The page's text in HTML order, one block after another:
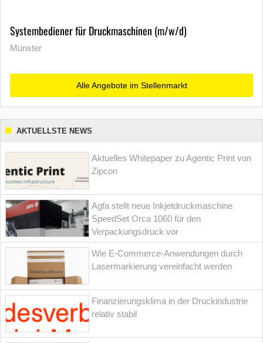
Systembediener für Druckmaschinen (m/w/d)
Münster
Alle Angebote im Stellenmarkt
AKTUELLSTE NEWS
Aktuelles Whitepaper zu Agentic Print von
Zipcon
Agfa stellt neue Inkjetdruckmaschine
SpeedSet Orca 1060 für den
Verpackungsdruck vor
Wie E-Commerce-Anwendungen durch
Lasermarkierung vereinfacht werden
Finanzierungsklima in der Druckindustrie
relativ stabil